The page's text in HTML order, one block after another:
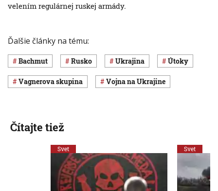
velením regulárnej ruskej armády.
Ďalšie články na tému:
Bachmut Rusko Ukrajina útoky
Vagnerova skupina vojna na Ukrajine
Čítajte tiež
Svet Svet